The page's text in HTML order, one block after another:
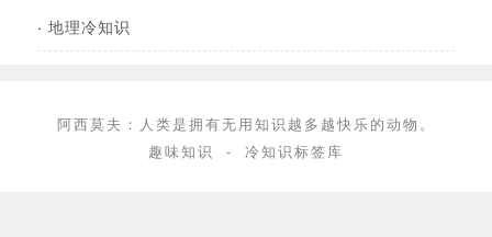
· 地理冷知识
阿西莫夫：人类是拥有无用知识越多越快乐的动物。
趣味知识
- 冷知识标签库